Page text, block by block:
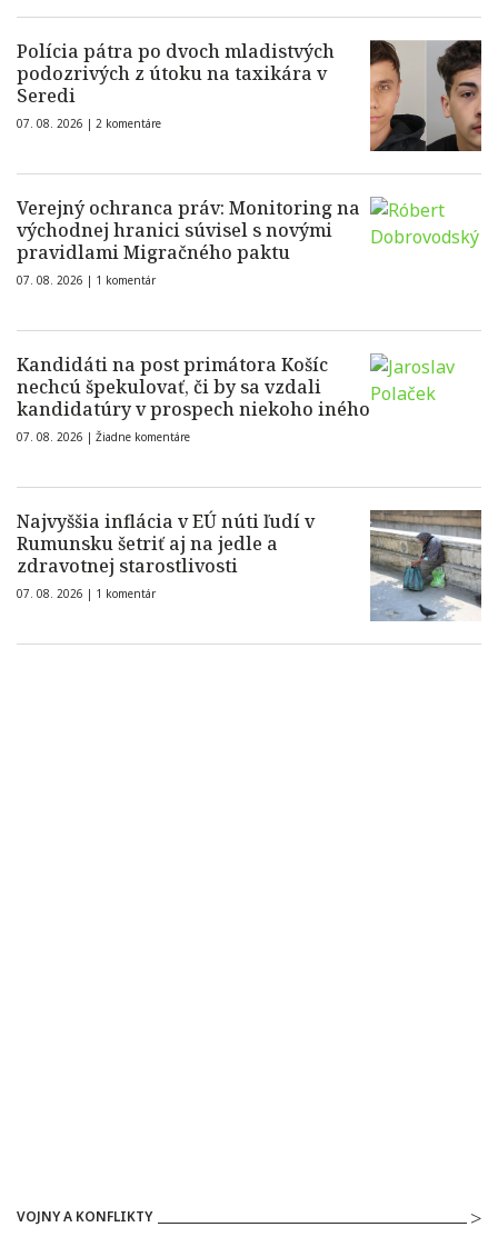
Polícia pátra po dvoch mladistvých
podozrivých z útoku na taxikára v
Seredi
07. 08. 2026 | 2 komentáre
Verejný ochranca práv: Monitoring na
východnej hranici súvisel s novými
pravidlami Migračného paktu
07. 08. 2026 | 1 komentár
Kandidáti na post primátora Košíc
nechcú špekulovať, či by sa vzdali
kandidatúry v prospech niekoho iného
07. 08. 2026 | Žiadne komentáre
Najvyššia inflácia v EÚ núti ľudí v
Rumunsku šetriť aj na jedle a
zdravotnej starostlivosti
07. 08. 2026 | 1 komentár
VOJNY A KONFLIKTY